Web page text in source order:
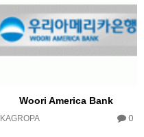
Woori America Bank
KAGROPA 0